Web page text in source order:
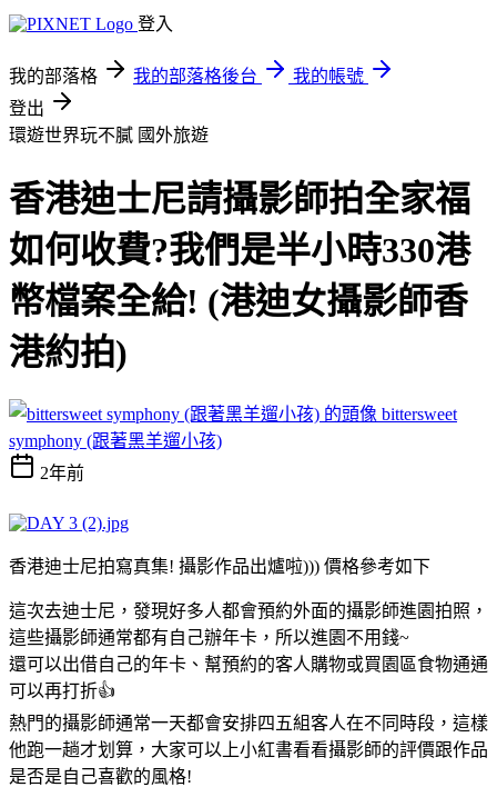
登入
我的部落格 我的部落格後台
我的帳號
登出
環遊世界玩不膩 國外旅遊
香港迪士尼請攝影師拍全家福
如何收費?我們是半小時330港
幣檔案全給! (港迪女攝影師香
港約拍)
bittersweet
symphony (跟著黑羊遛小孩)
2年前
香港迪士尼拍寫真集! 攝影作品出爐啦))) 價格參考如下
這次去迪士尼，發現好多人都會預約外面的攝影師進園拍照，
這些攝影師通常都有自己辦年卡，所以進園不用錢~
還可以出借自己的年卡、幫預約的客人購物或買園區食物通通
可以再打折👍
熱門的攝影師通常一天都會安排四五組客人在不同時段，這樣
他跑一趟才划算，大家可以上小紅書看看攝影師的評價跟作品
是否是自己喜歡的風格!